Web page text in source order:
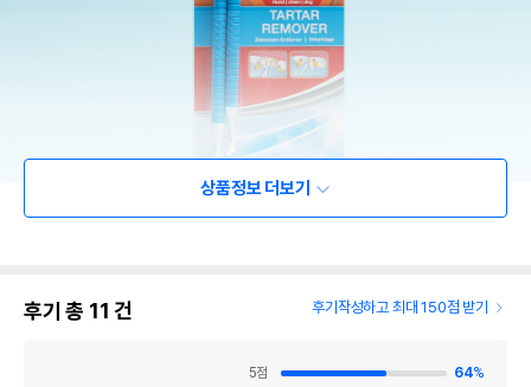
상품정보 더보기
후기 총 11 건 후기작성하고 최대 150점 받기
5점 64%